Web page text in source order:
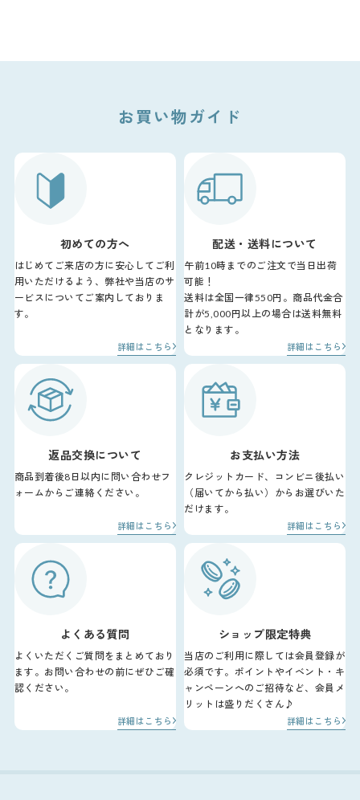
お買い物ガイド
初めての方へ
はじめてご来店の方に安心してご利
用いただけるよう、弊社や当店のサ
ービスについてご案内しておりま
す。
詳細はこちら
配送・送料について
午前10時までのご注文で当日出荷
可能！
送料は全国一律550円。商品代金合
計が5,000円以上の場合は送料無料
となります。
詳細はこちら
返品交換について
商品到着後8日以内に問い合わせフ
ォームからご連絡ください。
詳細はこちら
お支払い方法
クレジットカード、コンビニ後払い
（届いてから払い）からお選びいた
だけます。
詳細はこちら
よくある質問
よくいただくご質問をまとめており
ます。お問い合わせの前にぜひご確
認ください。
詳細はこちら
ショップ限定特典
当店のご利用に際しては会員登録が
必須です。ポイントやイベント・キ
ャンペーンへのご招待など、会員メ
リットは盛りだくさん♪
詳細はこちら